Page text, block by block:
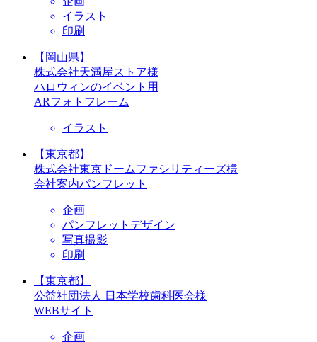
イラスト
印刷
【岡山県】
株式会社天満屋ストア様
ハロウィンのイベント用
ARフォトフレーム
イラスト
【東京都】
株式会社東京ドームファシリティーズ様
会社案内パンフレット
企画
パンフレットデザイン
写真撮影
印刷
【東京都】
公益社団法人 日本学校歯科医会様
WEBサイト
企画